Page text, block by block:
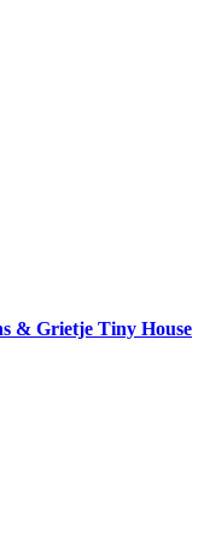
& Grietje Tiny House